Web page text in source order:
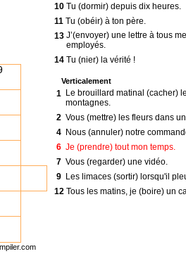
10 Tu (dormir) depuis dix heures.
11 Tu (obéir) à ton père.
13 J’(envoyer) une lettre à tous
employés.
14 Tu (nier) la vérité !
Verticalement
1 Le brouillard matinal (cacher)
montagnes.
2 Vous (mettre) les fleurs dans
4 Nous (annuler) notre
6 Je (prendre) tout mon temps.
7 Vous (regarder) une vidéo.
9 Les limaces (sortir) lorsqu'il
12 Tous les matins, je (boire) un